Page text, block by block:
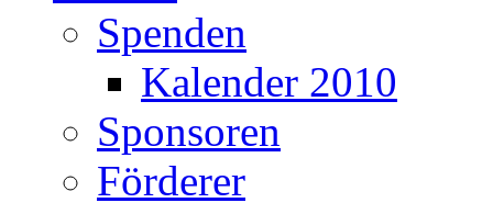
Spenden
Kalender 2010
Sponsoren
Förderer